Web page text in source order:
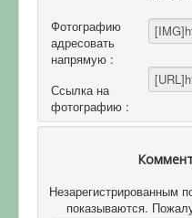
Фотографию
адресовать
напрямую :
Ссылка на
фотографию :
Незарегистрированным
показываются.